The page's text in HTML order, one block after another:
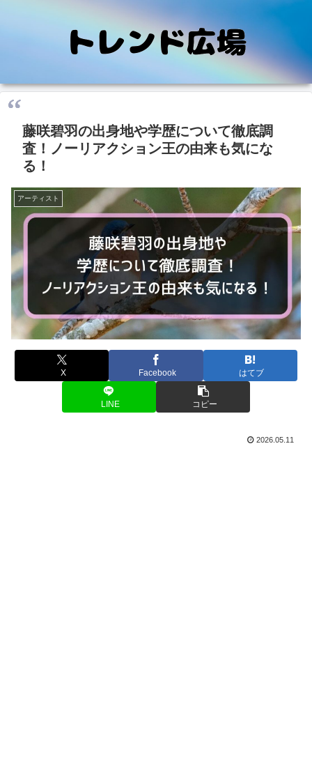
藤咲碧羽の出身地や学歴について徹底調
査！ノーリアクション王の由来も気にな
る！
アーティスト
X Facebook はてブ
LINE コピー
2026.05.11